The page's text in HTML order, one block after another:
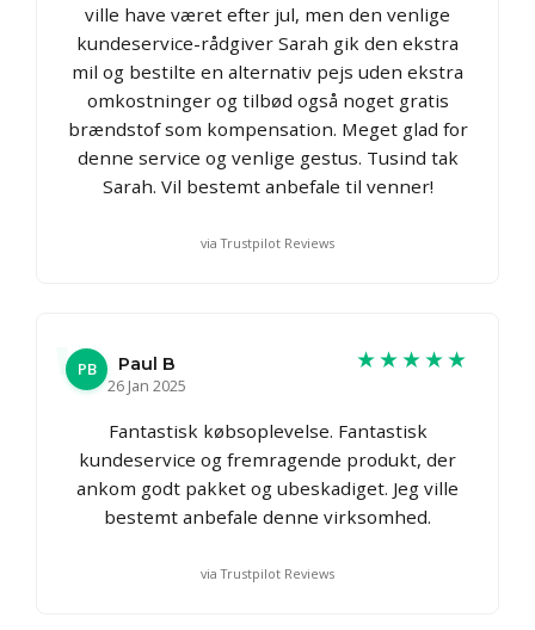
ville have været efter jul, men den venlige
kundeservice-rådgiver Sarah gik den ekstra
mil og bestilte en alternativ pejs uden ekstra
omkostninger og tilbød også noget gratis
brændstof som kompensation. Meget glad for
denne service og venlige gestus. Tusind tak
Sarah. Vil bestemt anbefale til venner!
via Trustpilot Reviews
PB
Paul B
26 Jan 2025
★★★★★
Fantastisk købsoplevelse. Fantastisk
kundeservice og fremragende produkt, der
ankom godt pakket og ubeskadiget. Jeg ville
bestemt anbefale denne virksomhed.
via Trustpilot Reviews